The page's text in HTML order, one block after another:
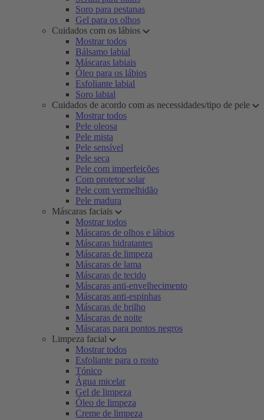
Soro para pestanas
Gel para os olhos
Cuidados com os lábios
Mostrar todos
Bálsamo labial
Máscaras labiais
Óleo para os lábios
Esfoliante labial
Soro labial
Cuidados de acordo com as necessidades/tipo de pele
Mostrar todos
Pele oleosa
Pele mista
Pele sensível
Pele seca
Pele com imperfeições
Com protetor solar
Pele com vermelhidão
Pele madura
Máscaras faciais
Mostrar todos
Máscaras de olhos e lábios
Máscaras hidratantes
Máscaras de limpeza
Máscaras de lama
Máscaras de tecido
Máscaras anti-envelhecimento
Máscaras anti-espinhas
Máscaras de brilho
Máscaras de noite
Máscaras para pontos negros
Limpeza facial
Mostrar todos
Esfoliante para o rosto
Tónico
Água micelar
Gel de limpeza
Óleo de limpeza
Creme de limpeza